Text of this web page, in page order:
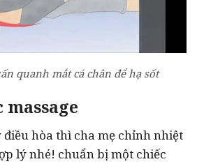
quanh mắt cá chân để hạ sốt
massage
điều hòa thì cha mẹ chỉnh nhiệt
lý nhé! chuẩn bị một chiếc